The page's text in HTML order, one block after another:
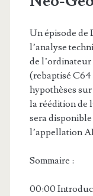
Un épisode de
l’analyse
de
(rebaptisé
hypothèses
la réédition de
sera
l’appellation
Sommaire :
00:00